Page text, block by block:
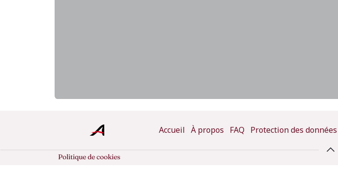
Accueil À propos FAQ Protection des données
Politique de cookies